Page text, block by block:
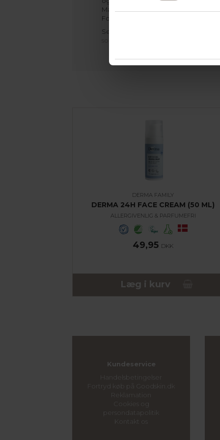
Makeupfjerneren er vurderet til ’A-
Forbrugerrådet Tænk.
Se hele
DERMA FAMILY
DERMA 24H FACE CREAM (50 ML)
ALLERGIVENLIG & PARFUMEFRI
49,95 DKK
Læg i kurv
Kundeservice
Handelsbetingelser
Fortryd køb på Goodskin.dk
Reklamation
Cookies og
persondatapolitik
Kontakt os